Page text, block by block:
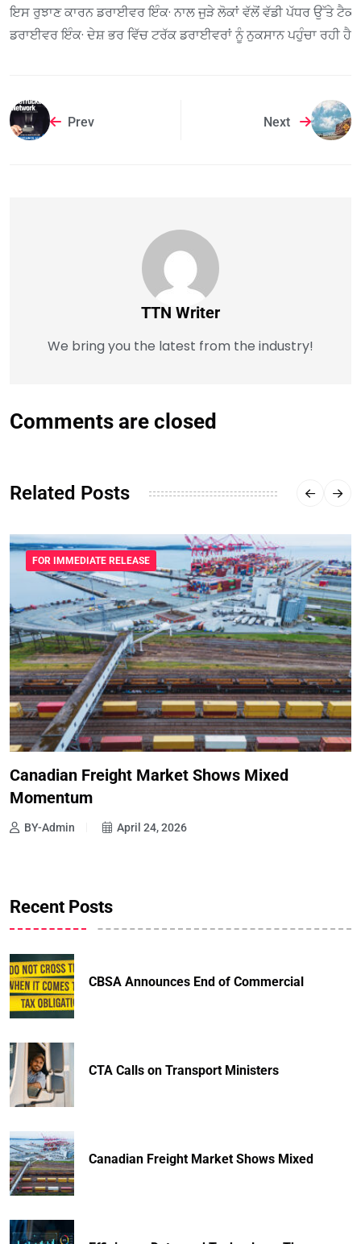
ਇਸ ਰੁਝਾਣ ਕਾਰਨ ਡਰਾਈਵਰ ਇੰਕ· ਨਾਲ ਜੁੜੇ ਲੋਕਾਂ ਵੱਲੋਂ ਵੱਡੀ ਪੱਧਰ ਉੱਤੇ
ਡਰਾਈਵਰ ਇੰਕ· ਦੇਸ਼ ਭਰ ਵਿੱਚ ਟਰੱਕ ਡਰਾਈਵਰਾਂ ਨੂੰ ਨੁਕਸਾਨ ਪਹੁੰਚਾ ਰਹੀ ਹੈ
Prev Next
TTN Writer
We bring you the latest from the industry!
Comments are closed
Related Posts
FOR IMMEDIATE RELEASE
Canadian Freight Market Shows Mixed
Momentum
BY-Admin April 24, 2026
Recent Posts
CBSA Announces End of Commercial
CTA Calls on Transport Ministers
Canadian Freight Market Shows Mixed